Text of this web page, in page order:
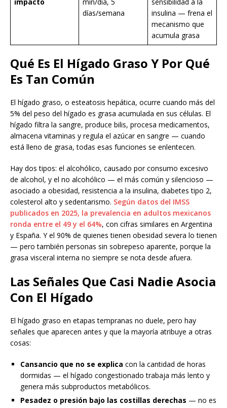
días/semana
insulina — frena el
mecanismo que
acumula grasa
Qué Es El Hígado Graso Y Por Qué
Es Tan Común
El hígado graso, o esteatosis hepática, ocurre cuando más del
5% del peso del hígado es grasa acumulada en sus células. El
hígado filtra la sangre, produce bilis, procesa medicamentos,
almacena vitaminas y regula el azúcar en sangre — cuando
está lleno de grasa, todas esas funciones se enlentecen.
Hay dos tipos: el alcohólico, causado por consumo excesivo
de alcohol, y el no alcohólico — el más común y silencioso —
asociado a obesidad, resistencia a la insulina, diabetes tipo 2,
colesterol alto y sedentarismo. Según datos del IMSS
publicados en 2025, la prevalencia en adultos mexicanos
ronda entre el 49 y el 64%, con cifras similares en Argentina
y España. Y el 90% de quienes tienen obesidad severa lo tienen
— pero también personas sin sobrepeso aparente, porque la
grasa visceral interna no siempre se nota desde afuera.
Las Señales Que Casi Nadie Asocia
Con El Hígado
El hígado graso en etapas tempranas no duele, pero hay
señales que aparecen antes y que la mayoría atribuye a otras
cosas:
Cansancio que no se explica con la cantidad de horas
dormidas — el hígado congestionado trabaja más lento y
genera más subproductos metabólicos.
Pesadez o presión bajo las costillas derechas — no es